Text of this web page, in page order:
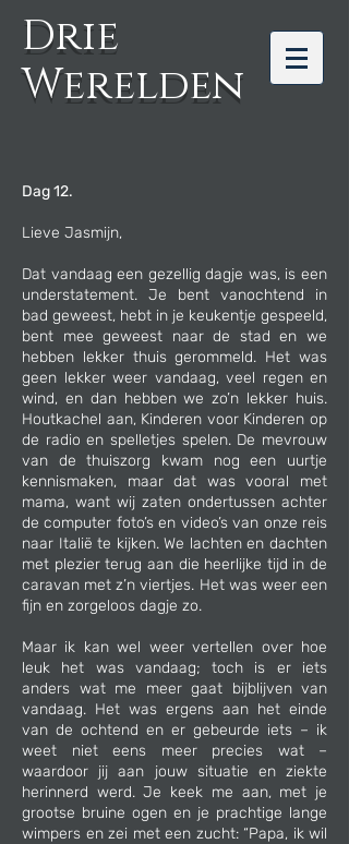
Drie
Werelden
Dag 12.
Lieve Jasmijn,
Dat vandaag een gezellig dagje was, is een
understatement. Je bent vanochtend in
bad geweest, hebt in je keukentje gespeeld,
bent mee geweest naar de stad en we
hebben lekker thuis gerommeld. Het was
geen lekker weer vandaag, veel regen en
wind, en dan hebben we zo’n lekker huis.
Houtkachel aan, Kinderen voor Kinderen op
de radio en spelletjes spelen. De mevrouw
van de thuiszorg kwam nog een uurtje
kennismaken, maar dat was vooral met
mama, want wij zaten ondertussen achter
de computer foto’s en video’s van onze reis
naar Italië te kijken. We lachten en dachten
met plezier terug aan die heerlijke tijd in de
caravan met z’n viertjes. Het was weer een
fijn en zorgeloos dagje zo.
Maar ik kan wel weer vertellen over hoe
leuk het was vandaag; toch is er iets
anders wat me meer gaat bijblijven van
vandaag. Het was ergens aan het einde
van de ochtend en er gebeurde iets – ik
weet niet eens meer precies wat –
waardoor jij aan jouw situatie en ziekte
herinnerd werd. Je keek me aan, met je
grootse bruine ogen en je prachtige lange
wimpers en zei met een zucht: “Papa, ik wil